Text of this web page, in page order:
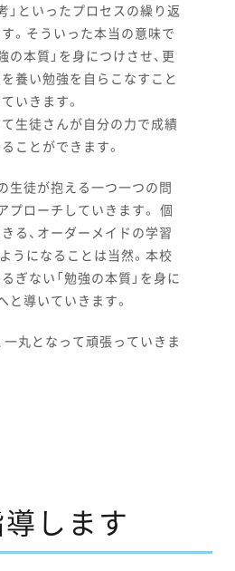
」といったプロセスの繰り返
。そういった本当の意味で
の本質」を身につけさせ、更
養い勉強を自らこなすこと
いきます。
生徒さんが自分の力で成績
ことができます。
生徒が抱える一つ一つの問
プローチしていきます。 個
る、オーダーメイドの学習
うになることは当然。本校
ぎない「勉強の本質」を身に
と導いていきます。
一丸となって頑張っていきま
します